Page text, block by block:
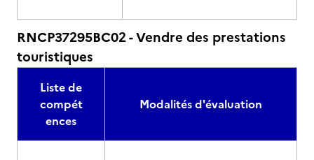
RNCP37295BC02 - Vendre des prestations
touristiques
Liste de
compét
ences
Modalités d'évaluation